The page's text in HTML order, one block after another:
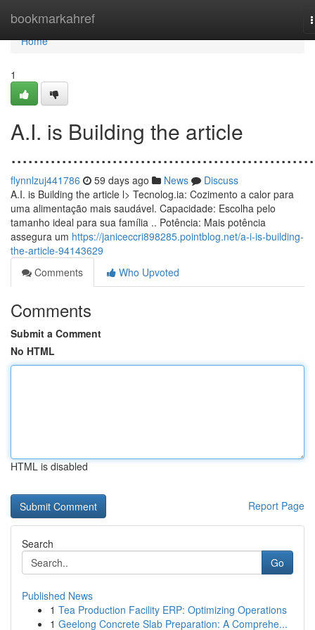
bookmarkahref
Home
Home
1
A.I. is Building the article
flynnlzuj441786 59 days ago News
Discuss
A.I. is Building the article l> Tecnolog.ia: Cozimento a calor para
uma alimentação mais saudável. Capacidade: Escolha pelo
tamanho ideal para sua família .. Potência: Mais potência
assegura um https://janiceccri898285.pointblog.net/a-i-is-building-
the-article-94143629
Comments
Who Upvoted
Comments
Submit a Comment
No HTML
HTML is disabled
Report Page
Search
Go
Published News
1 Tea Production Facility ERP: Optimizing Operations
1 Geelong Concrete Slab Preparation: A Comprehe...